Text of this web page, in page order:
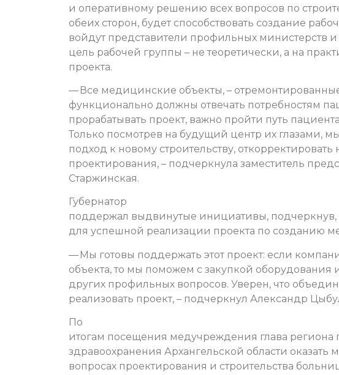
и оперативному решению всех вопросов по
обеих сторон, будет способствовать создание
войдут представители профильных министерств
цель рабочей группы – не теоретически, а на
проекта.
— Все медицинские объекты, –
функционально должны отвечать потребностям
прорабатывать проект, важно пройти путь
Только посмотрев на будущий центр их глазами,
подход к новому строительству,
проектирования, – подчеркнула заместитель
Старжинская.
Губернатор
поддержал выдвинутые инициативы, подчеркнув,
для успешной реализации проекта по созданию
— Мы готовы поддержать этот проект: если
объекта, то мы поможем с закупкой
других профильных вопросов. Уверен, что
реализовать проект, – подчеркнул Александр
По
итогам посещения медучреждения глава региона
здравоохранения Архангельской области
вопросах проектирования и строительства